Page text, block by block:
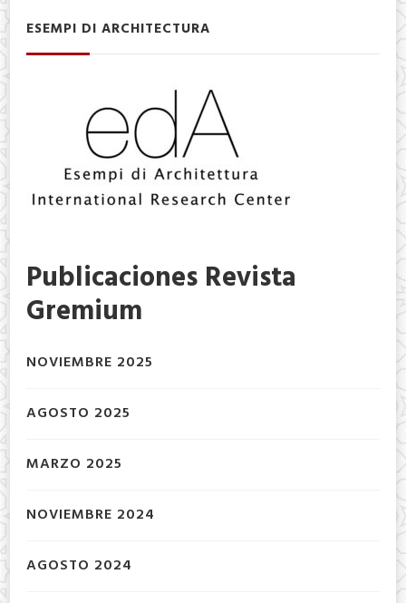
ESEMPI DI ARCHITECTURA
Publicaciones Revista
Gremium
NOVIEMBRE 2025
AGOSTO 2025
MARZO 2025
NOVIEMBRE 2024
AGOSTO 2024